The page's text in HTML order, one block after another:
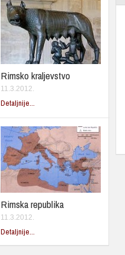
Rimsko kraljevstvo
11.3.2012.
Detaljnije...
Rimska republika
11.3.2012.
Detaljnije...